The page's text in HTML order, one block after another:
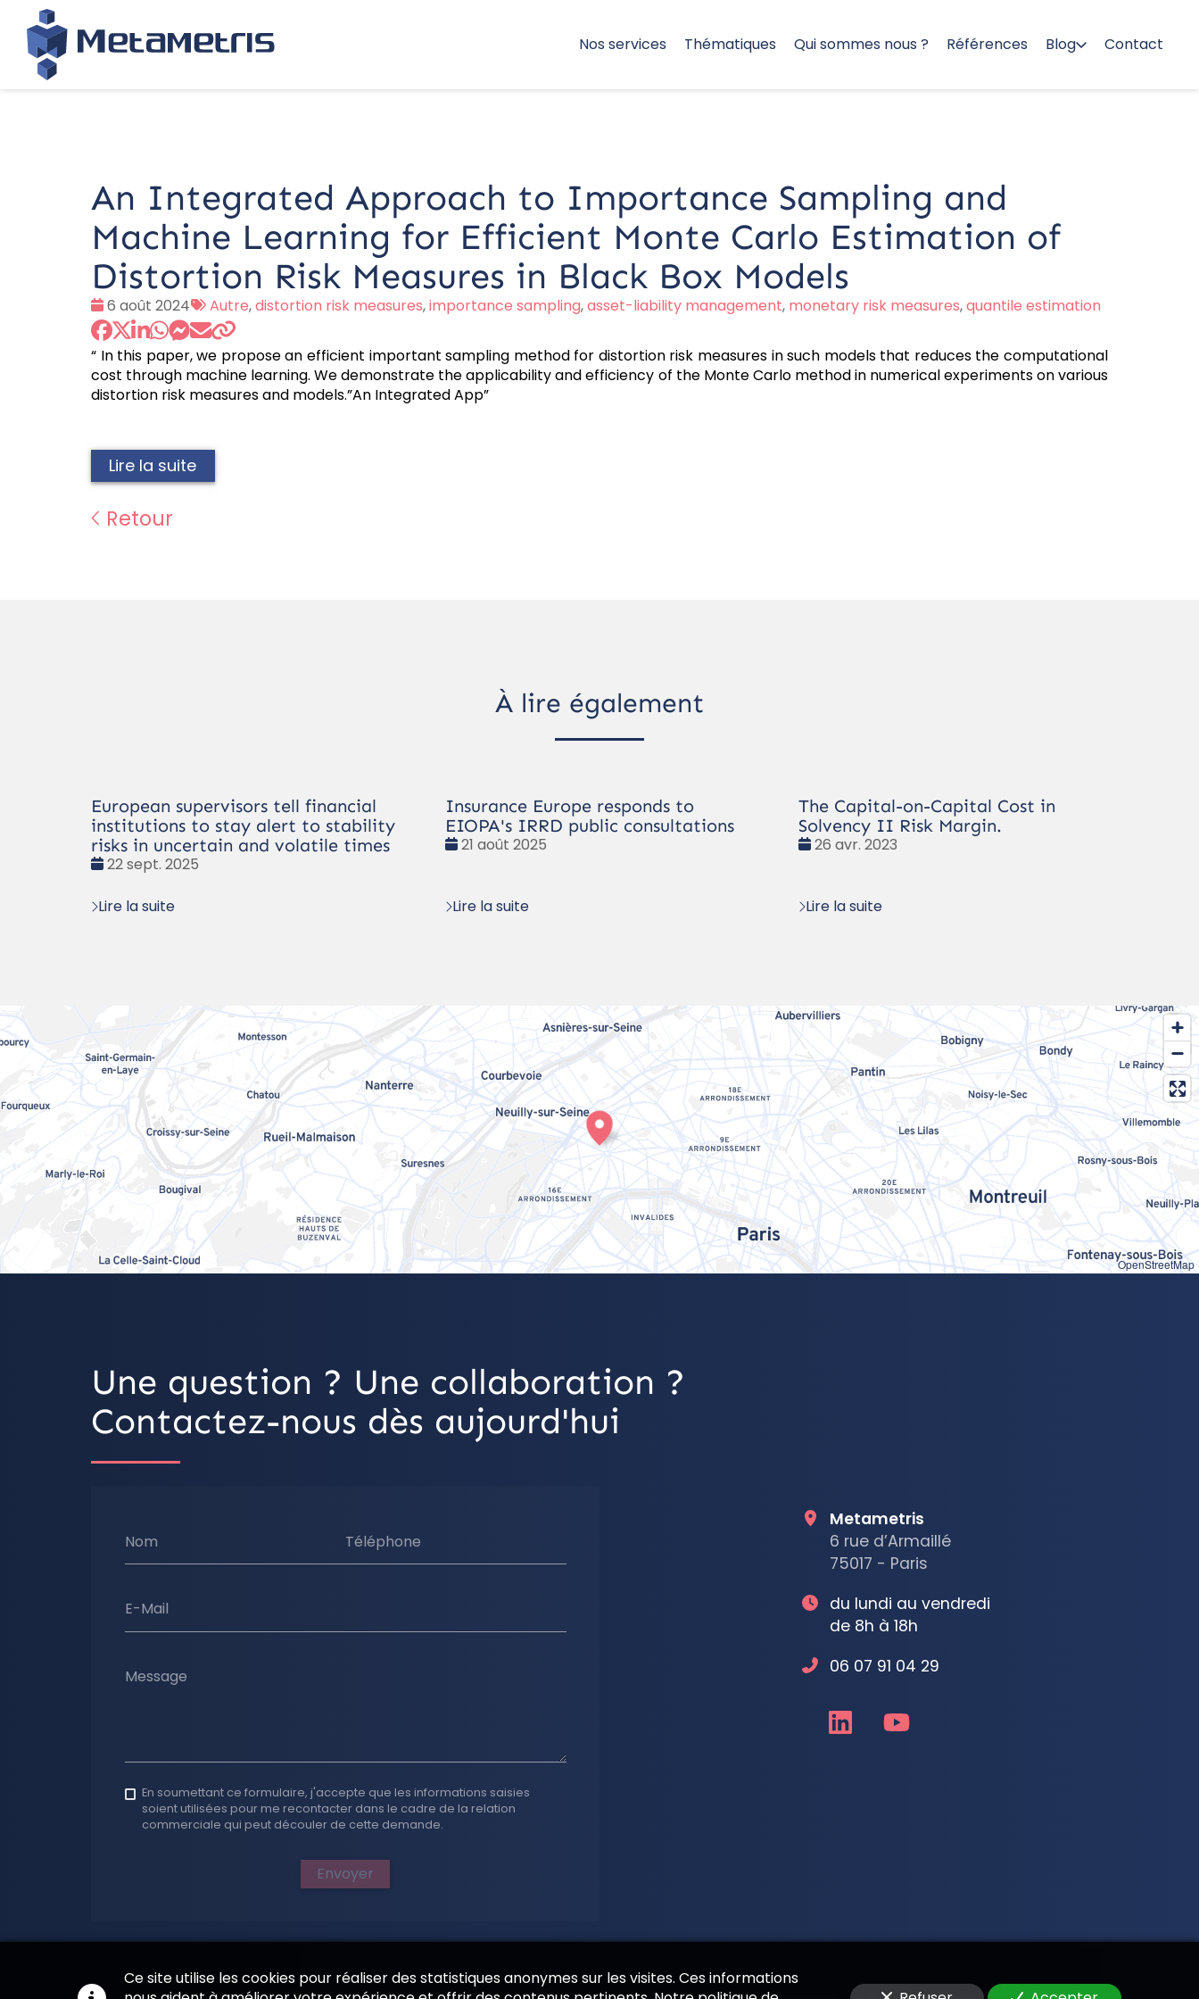
Nos services Thématiques Qui sommes nous ? Références Blog Contact
An Integrated Approach to Importance Sampling and
Machine Learning for Efficient Monte Carlo Estimation of
Distortion Risk Measures in Black Box Models
Date
:
6 août 2024
Tags
:
Autre,distortion risk measures,importance sampling,asset-liability management, monetary risk measures,quantile estimation
“ In this paper, we propose an efficient important sampling method for distortion risk measures in such models that reduces the computational
cost through machine learning. We demonstrate the applicability and efficiency of the Monte Carlo method in numerical experiments on various
distortion risk measures and models.”An Integrated App”
Lire la suite
Retour
À lire également
European supervisors tell financial
institutions to stay alert to stability
risks in uncertain and volatile times
Date
22 sept. 2025
Lire la suite
Insurance Europe responds to
EIOPA's IRRD public consultations
Date
21 août 2025
Lire la suite
The Capital-on-Capital Cost in
Solvency II Risk Margin.
Date
26 avr. 2023
Lire la suite
OpenStreetMap
Une question ? Une collaboration ?
Contactez-nous dès aujourd'hui
Nom Téléphone
E-Mail
Message
En soumettant ce formulaire, j'accepte que les informations saisies
soient utilisées pour me recontacter dans le cadre de la relation
commerciale qui peut découler de cette demande.
Envoyer
Metametris
6 rue d’Armaillé
75017 - Paris
du lundi au vendredi
de 8h à 18h
06 07 91 04 29
Ce site utilise les cookies pour réaliser des statistiques anonymes sur les visites. Ces informations